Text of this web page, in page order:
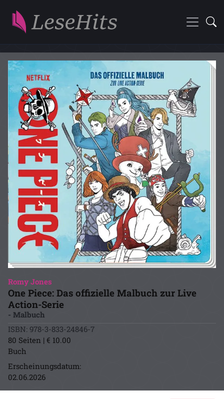
Romy Jones
One Piece: Das offizielle Malbuch zur Live
Action-Serie
- Malbuch
ISBN: 978-3-833-24846-7
80 Seiten | € 10.00
Buch
Erscheinungsdatum:
02.06.2026